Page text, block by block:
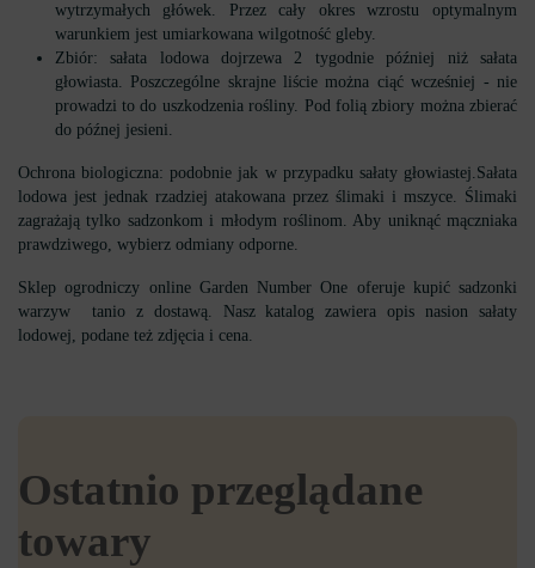
wytrzymałych główek. Przez cały okres wzrostu optymalnym
warunkiem jest umiarkowana wilgotność gleby.
Zbiór: sałata lodowa dojrzewa 2 tygodnie później niż sałata
głowiasta. Poszczególne skrajne liście można ciąć wcześniej - nie
prowadzi to do uszkodzenia rośliny. Pod folią zbiory można zbierać
do późnej jesieni.
Ochrona biologiczna: podobnie jak w przypadku sałaty głowiastej.Sałata
lodowa jest jednak rzadziej atakowana przez ślimaki i mszyce. Ślimaki
zagrażają tylko sadzonkom i młodym roślinom. Aby uniknąć mączniaka
prawdziwego, wybierz odmiany odporne.
Sklep ogrodniczy online Garden Number One oferuje kupić sadzonki
warzyw tanio z dostawą. Nasz katalog zawiera opis nasion sałaty
lodowej, podane też zdjęcia i cena.
Ostatnio przeglądane
towary